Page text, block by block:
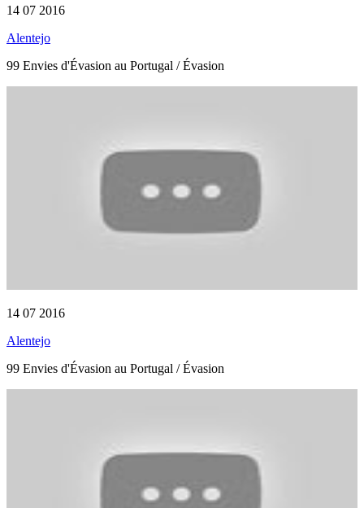
14 07 2016
Alentejo
99 Envies d'Évasion au Portugal / Évasion
14 07 2016
Alentejo
99 Envies d'Évasion au Portugal / Évasion